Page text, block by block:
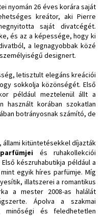
nyomán 26 éves korára saját
kreátor, aki Pierre
saját divatcégét.
és az a képessége, hogy ki
a legnagyobbak közé
designert.
letisztult elegáns kreációi
sokkolja közönségét. Első
például meztelenül állt a
használt korában szokatlan
botrányosnak számító, de
állami kitüntetésekkel díjazták
parfümjei és ruhakollekciói
készruhabutikja például a
egyik híres parfümje. Míg
illatszerei a romantikus
a mester 2008-as halálát
Ápolva a szakmai
minőségi és feledhetetlen